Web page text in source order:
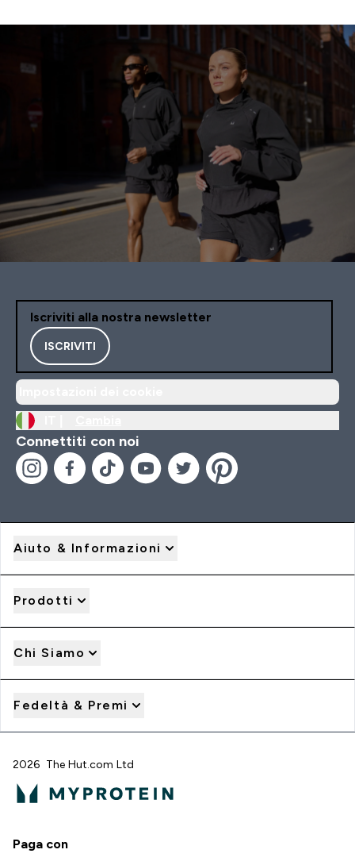
Iscriviti alla nostra newsletter
ISCRIVITI
Connettiti con noi
Aiuto & Informazioni
Prodotti
Chi Siamo
Fedeltà & Premi
2026 The Hut.com Ltd
Paga con